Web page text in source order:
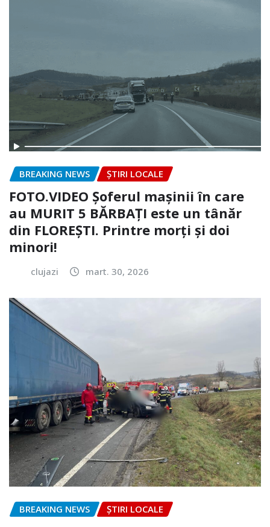
BREAKING NEWS ȘTIRI LOCALE
FOTO.VIDEO Șoferul mașinii în care
au MURIT 5 BĂRBAȚI este un tânăr
din FLOREȘTI. Printre morți și doi
minori!
clujazi mart. 30, 2026
BREAKING NEWS ȘTIRI LOCALE